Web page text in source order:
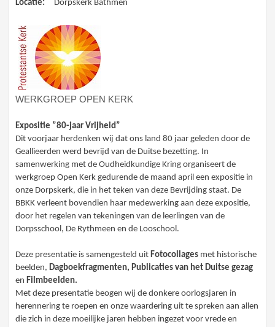
Locatie:
Dorpskerk Bathmen
WERKGROEP OPEN KERK
Expositie ”80-jaar Vrijheid”
Dit voorjaar herdenken wij dat ons land 80 jaar geleden door de
Geallieerden werd bevrijd van de Duitse bezetting. In
samenwerking met de Oudheidkundige Kring organiseert de
werkgroep Open Kerk gedurende de maand april een expositie in
onze Dorpskerk, die in het teken van deze Bevrijding staat. De
BBKK verleent bovendien haar medewerking aan deze expositie,
door het regelen van tekeningen van de leerlingen van de
Dorpsschool, De Rythmeen en de Looschool.
Deze presentatie is samengesteld uitFotocollages met historische
beelden,Dagboekfragmenten, Publicaties van het Duitse gezag
enFilmbeelden.
Met deze presentatie beogen wij de donkere oorlogsjaren in
herennering te roepen en onze waardering uit te spreken aan allen
die zich in deze moeilijke jaren hebben ingezet voor vrede en